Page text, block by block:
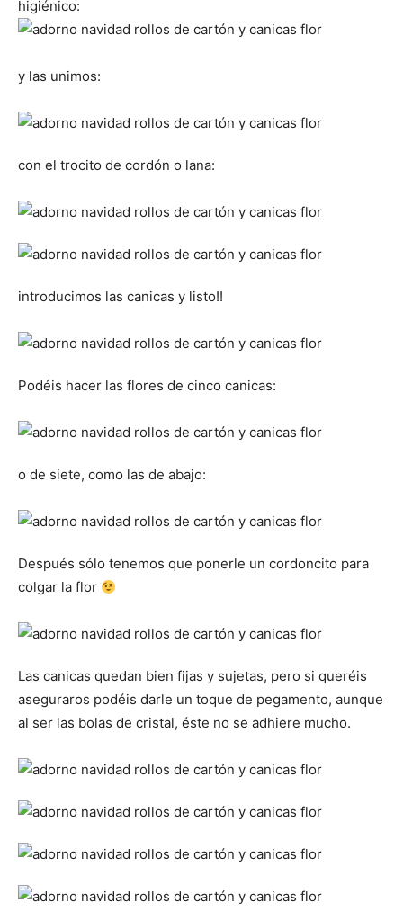
higiénico:
y las unimos:
con el trocito de cordón o lana:
introducimos las canicas y listo!!
Podéis hacer las flores de cinco canicas:
o de siete, como las de abajo:
Después sólo tenemos que ponerle un cordoncito para
colgar la flor
Las canicas quedan bien fijas y sujetas, pero si queréis
aseguraros podéis darle un toque de pegamento, aunque
al ser las bolas de cristal, éste no se adhiere mucho.